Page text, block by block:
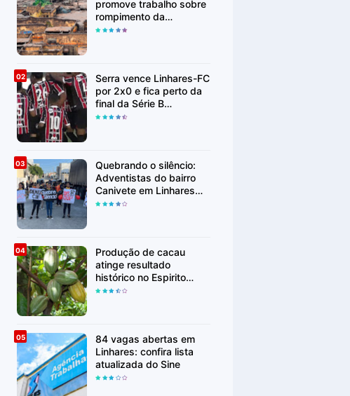
promove trabalho sobre
rompimento da
Barragem de Fundão em
Serra vence Linhares-FC
por 2x0 e fica perto da
final da Série B
Capixaba
Quebrando o silêncio:
Adventistas do bairro
Canivete em Linhares
encorajam vítimas de
Produção de cacau
atinge resultado
histórico no Espirito
Santo
84 vagas abertas em
Linhares: confira lista
atualizada do Sine